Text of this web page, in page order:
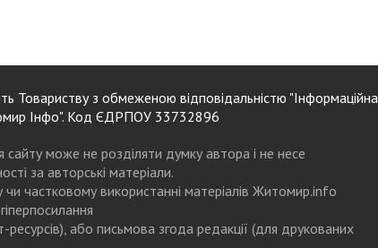
Товариству з обмеженою відповідальністю "Інформаційна
Інфо". Код ЄДРПОУ 33732896
сайту може не розділяти думку автора і не несе
за авторські матеріали.
частковому використанні матеріалів Житомир.info
ресурсів), або письмова згода редакції (для друкованих